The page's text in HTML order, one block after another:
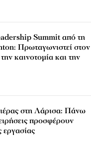
Summit από τη
Πρωταγωνιστεί στον
καινοτομία και την
στη Λάρισα: Πάνω
προσφέρουν
εργασίας